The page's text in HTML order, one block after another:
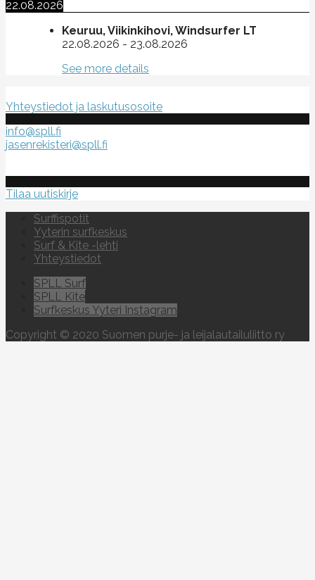
22.08.2026
Keuruu, Viikinkihovi, Windsurfer LT
22.08.2026 - 23.08.2026
See more details
Yhteystiedot ja laskutusosoite
info@spll.fi
jasenrekisteri@spll.fi
Tilaa uutiskirje
Surffispotit
Yyterin surfkeskus
Surf & Kite -lehti
Yhteystiedot
SPLL Surf
SPLL Kite
Surfkeskus Yyteri Instagram
Copyright © 2020 Suomen purje- ja leijalautailuliitto ry